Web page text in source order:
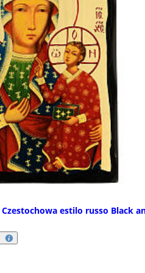
estilo russo Black